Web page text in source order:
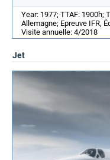
Year: 1977; TTAF: 1900h;
Allemagne; Epreuve IFR,
Visite annuelle: 4/2018
Jet